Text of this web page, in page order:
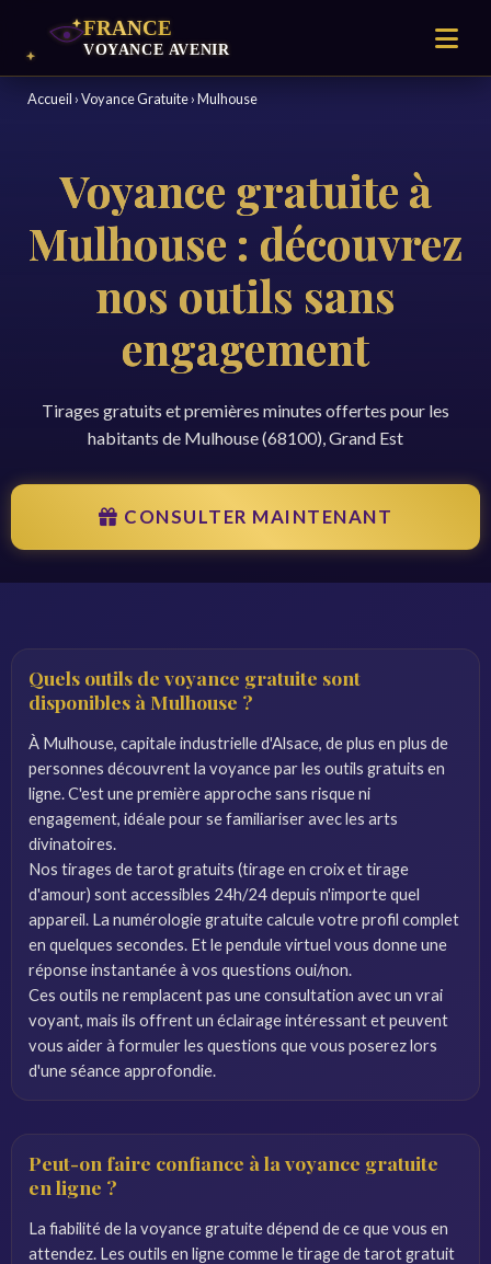
Accueil ›Voyance Gratuite›Mulhouse
Voyance gratuite à
Mulhouse : découvrez
nos outils sans
engagement
Tirages gratuits et premières minutes offertes pour les
habitants de Mulhouse (68100), Grand Est
CONSULTER MAINTENANT
Quels outils de voyance gratuite sont
disponibles à Mulhouse ?
À Mulhouse, capitale industrielle d'Alsace, de plus en plus de
personnes découvrent la voyance par les outils gratuits en
ligne. C'est une première approche sans risque ni
engagement, idéale pour se familiariser avec les arts
divinatoires.
Nos tirages de tarot gratuits (tirage en croix et tirage
d'amour) sont accessibles 24h/24 depuis n'importe quel
appareil. La numérologie gratuite calcule votre profil complet
en quelques secondes. Et le pendule virtuel vous donne une
réponse instantanée à vos questions oui/non.
Ces outils ne remplacent pas une consultation avec un vrai
voyant, mais ils offrent un éclairage intéressant et peuvent
vous aider à formuler les questions que vous poserez lors
d'une séance approfondie.
Peut-on faire confiance à la voyance gratuite
en ligne ?
La fiabilité de la voyance gratuite dépend de ce que vous en
attendez. Les outils en ligne comme le tirage de tarot gratuit